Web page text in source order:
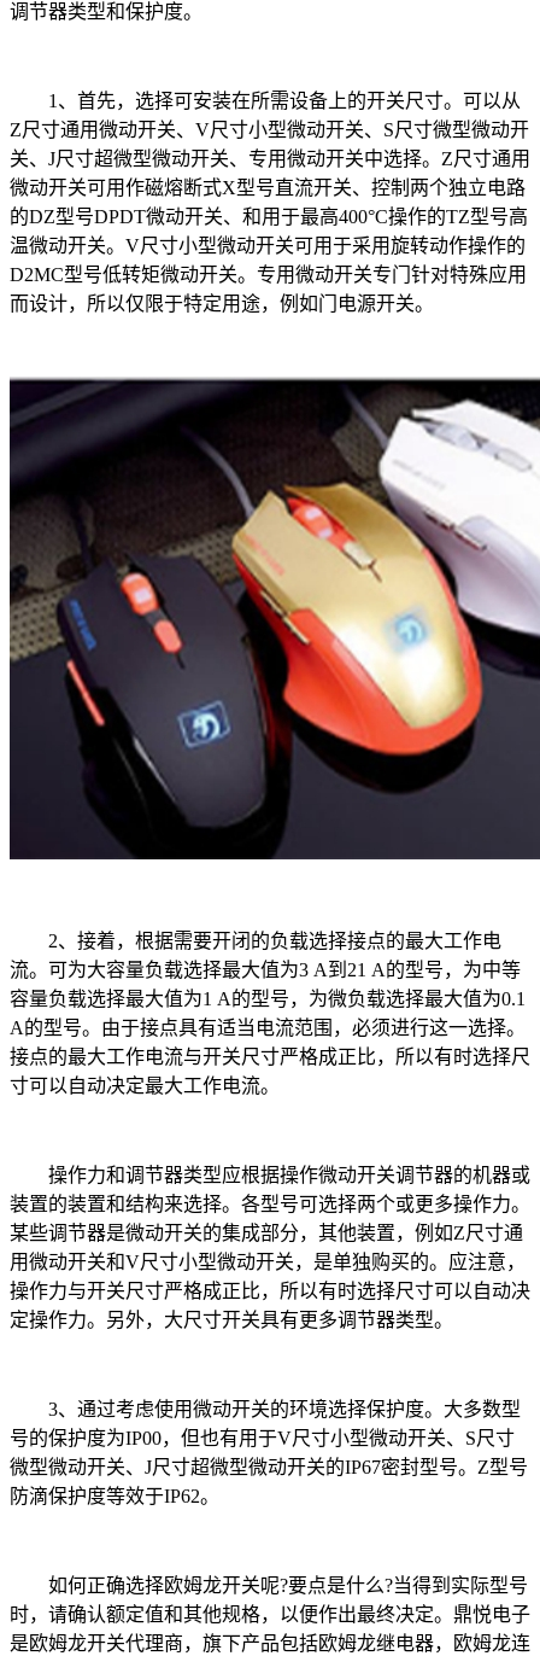
调节器类型和保护度。
1、首先，选择可安装在所需设备上的开关尺寸。可以从
Z尺寸通用微动开关、V尺寸小型微动开关、S尺寸微型微动开
关、J尺寸超微型微动开关、专用微动开关中选择。Z尺寸通用
微动开关可用作磁熔断式X型号直流开关、控制两个独立电路
的DZ型号DPDT微动开关、和用于最高400°C操作的TZ型号高
温微动开关。V尺寸小型微动开关可用于采用旋转动作操作的
D2MC型号低转矩微动开关。专用微动开关专门针对特殊应用
而设计，所以仅限于特定用途，例如门电源开关。
2、接着，根据需要开闭的负载选择接点的最大工作电
流。可为大容量负载选择最大值为3 A到21 A的型号，为中等
容量负载选择最大值为1 A的型号，为微负载选择最大值为0.1
A的型号。由于接点具有适当电流范围，必须进行这一选择。
接点的最大工作电流与开关尺寸严格成正比，所以有时选择尺
寸可以自动决定最大工作电流。
操作力和调节器类型应根据操作微动开关调节器的机器或
装置的装置和结构来选择。各型号可选择两个或更多操作力。
某些调节器是微动开关的集成部分，其他装置，例如Z尺寸通
用微动开关和V尺寸小型微动开关，是单独购买的。应注意，
操作力与开关尺寸严格成正比，所以有时选择尺寸可以自动决
定操作力。另外，大尺寸开关具有更多调节器类型。
3、通过考虑使用微动开关的环境选择保护度。大多数型
号的保护度为IP00，但也有用于V尺寸小型微动开关、S尺寸
微型微动开关、J尺寸超微型微动开关的IP67密封型号。Z型号
防滴保护度等效于IP62。
如何正确选择欧姆龙开关呢?要点是什么?当得到实际型号
时，请确认额定值和其他规格，以便作出最终决定。鼎悦电子
是欧姆龙开关代理商，旗下产品包括欧姆龙继电器，欧姆龙连